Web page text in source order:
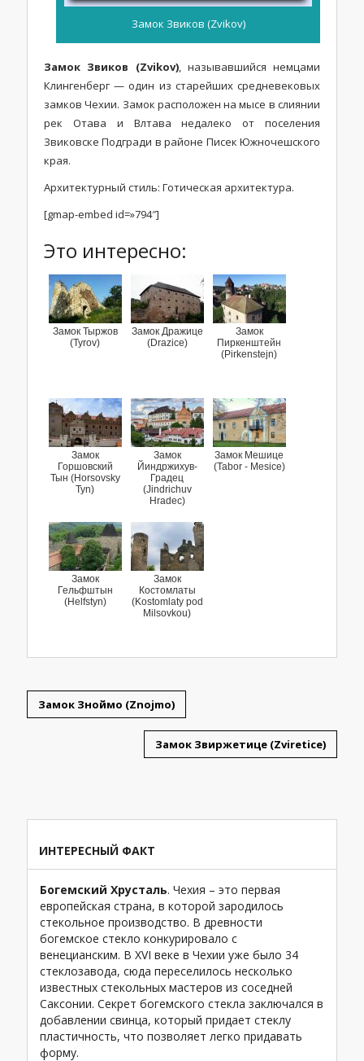
Замок Звиков (Zvikov)
Замок Звиков (Zvikov), называвшийся немцами
Клингенберг — один из старейших средневековых
замков Чехии. Замок расположен на мысе в слиянии
рек Отава и Влтава недалеко от поселения
Звиковске Подгради в районе Писек Южночешского
края.
Архитектурный стиль: Готическая архитектура.
[gmap-embed id=»794″]
Это интересно:
Замок Тыржов
(Tyrov)
Замок Дражице
(Drazice)
Замок
Пиркенштейн
(Pirkenstejn)
Замок
Горшовский
Тын (Horsovsky
Tyn)
Замок
Йиндржихув-
Градец
(Jindrichuv
Hradec)
Замок Мешице
(Tabor - Mesice)
Замок
Гельфштын
(Helfstyn)
Замок
Костомлаты
(Kostomlaty pod
Milsovkou)
Замок Зноймо (Znojmo)
Замок Звиржетице (Zviretice)
ИНТЕРЕСНЫЙ ФАКТ
Богемский Хрусталь. Чехия – это первая
европейская страна, в которой зародилось
стекольное производство. В древности
богемское стекло конкурировало с
венецианским. В XVI веке в Чехии уже было 34
стеклозавода, сюда переселилось несколько
известных стекольных мастеров из соседней
Саксонии. Секрет богемского стекла заключался в
добавлении свинца, который придает стеклу
пластичность, что позволяет легко придавать
форму.